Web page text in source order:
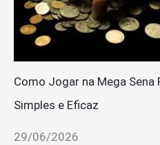
Como Jogar na Mega Sena
Simples e Eficaz
29/06/2026